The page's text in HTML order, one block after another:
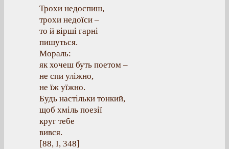
Трохи недоспиш,
трохи недоїси –
то й вірші гарні
пишуться.
Мораль:
як хочеш буть поетом –
не спи уліжно,
не їж уїжно.
Будь настільки тонкий,
щоб хміль поезії
круг тебе
вився.
[88, I, 348]